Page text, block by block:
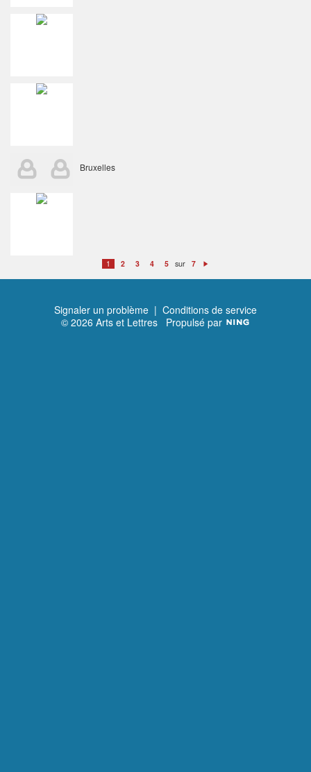
Bruxelles
1 2 3 4 5 sur 7
ui
Signaler un problème | Conditions de service
© 2026 Arts et Lettres Propulsé par